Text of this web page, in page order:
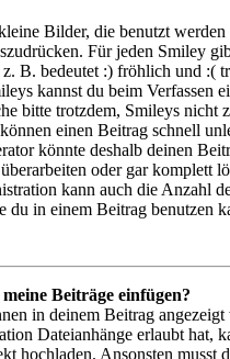
Bilder, die benutzt
Für jeden Smiley
B. bedeutet :) fröhlich und :(
kannst du beim Verfassen
bitte trotzdem, Smileys nicht
einen Beitrag schnell
könnte deshalb deinen
oder gar komplett
kann auch die Anzahl
du in einem Beitrag benutzen
Beiträge einfügen?
in deinem Beitrag angezeigt
Dateianhänge erlaubt hat,
hochladen. Ansonsten musst